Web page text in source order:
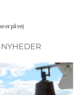
er på vej
NYHEDER